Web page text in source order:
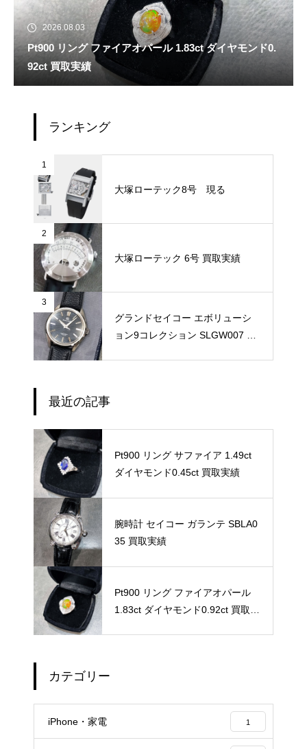
2026.08.03
Pt900 リング ファイアオパール 1.83ct ダイヤモンド0.
92ct 買取実績
ランキング
1
大塚ローテック8号 現る
2
大塚ローテック 6号 買取実績
3
グランドセイコー エボリューシ
ョン9コレクション SLGW007 買
最近の記事
Pt900 リング サファイア 1.49ct
ダイヤモンド0.45ct 買取実績
腕時計 セイコー ガランテ SBLA0
35 買取実績
Pt900 リング ファイアオパール
1.83ct ダイヤモンド0.92ct 買取実
カテゴリー
iPhone・家電 1